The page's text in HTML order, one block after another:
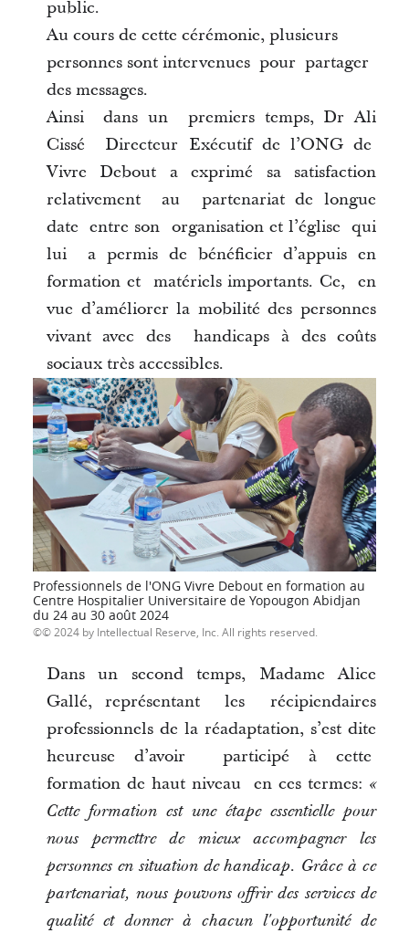
public.
Au cours de cette cérémonie, plusieurs
personnes sont intervenues pour partager
des messages.
Ainsi dans un premiers temps, Dr Ali
Cissé Directeur Exécutif de l’ONG de
Vivre Debout a exprimé sa satisfaction
relativement au partenariat de longue
date entre son organisation et l’église qui
lui a permis de bénéficier d’appuis en
formation et matériels importants. Ce, en
vue d’améliorer la mobilité des personnes
vivant avec des handicaps à des coûts
sociaux très accessibles.
Professionnels de l'ONG Vivre Debout en formation au
Centre Hospitalier Universitaire de Yopougon Abidjan
du 24 au 30 août 2024
© 2024 by Intellectual Reserve, Inc. All rights reserved.
Dans un second temps, Madame Alice
Gallé, représentant les récipiendaires
professionnels de la réadaptation, s’est dite
heureuse d’avoir participé à cette
formation de haut niveau en ces termes: «
Cette formation est une étape essentielle pour
nous permettre de mieux accompagner les
personnes en situation de handicap. Grâce à ce
partenariat, nous pouvons offrir des services de
qualité et donner à chacun l'opportunité de